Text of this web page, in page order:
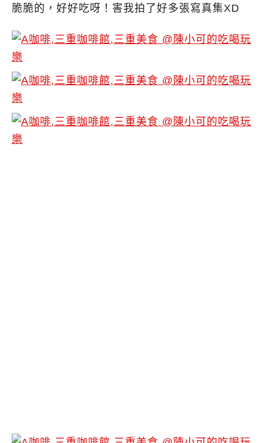
脆脆的，好好吃呀！害我拍了好多張寫真集XD